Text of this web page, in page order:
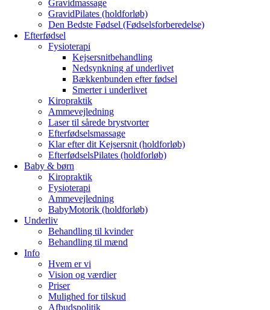
Gravidmassage
GravidPilates (holdforløb)
Den Bedste Fødsel (Fødselsforberedelse)
Efterfødsel
Fysioterapi
Kejsersnitbehandling
Nedsynkning af underlivet
Bækkenbunden efter fødsel
Smerter i underlivet
Kiropraktik
Ammevejledning
Laser til sårede brystvorter
Efterfødselsmassage
Klar efter dit Kejsersnit (holdforløb)
EfterfødselsPilates (holdforløb)
Baby & børn
Kiropraktik
Fysioterapi
Ammevejledning
BabyMotorik (holdforløb)
Underliv
Behandling til kvinder
Behandling til mænd
Info
Hvem er vi
Vision og værdier
Priser
Mulighed for tilskud
Afbudspolitik